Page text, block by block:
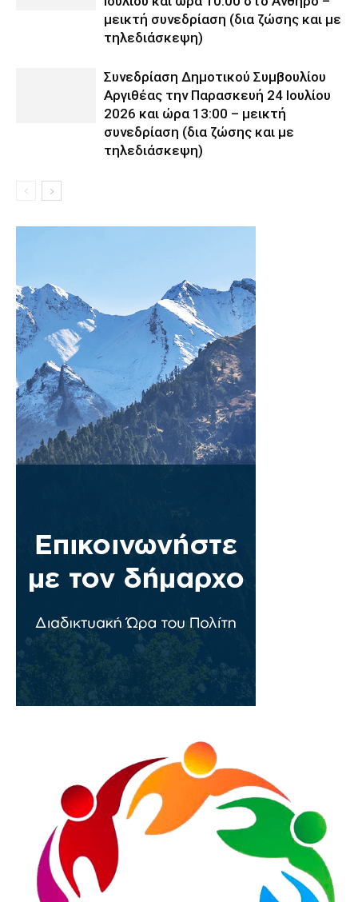
μεικτή συνεδρίαση (δια ζώσης και με
τηλεδιάσκεψη)
Συνεδρίαση Δημοτικού Συμβουλίου
Αργιθέας την Παρασκευή 24 Ιουλίου
2026 και ώρα 13:00 – μεικτή
συνεδρίαση (δια ζώσης και με
τηλεδιάσκεψη)